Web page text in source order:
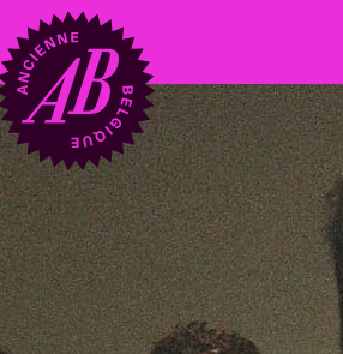
Zaalhuur
BRDCST